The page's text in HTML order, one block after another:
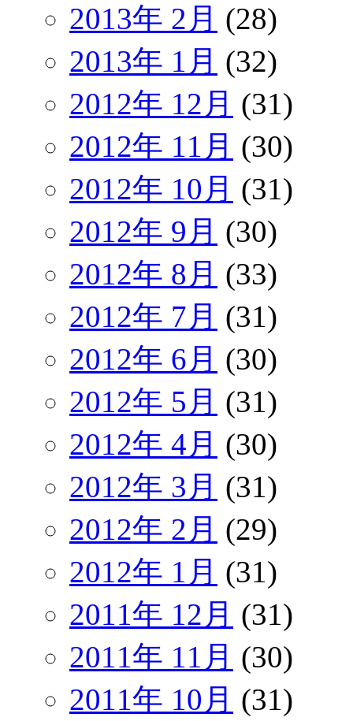
2013年 2月 (28)
2013年 1月 (32)
2012年 12月 (31)
2012年 11月 (30)
2012年 10月 (31)
2012年 9月 (30)
2012年 8月 (33)
2012年 7月 (31)
2012年 6月 (30)
2012年 5月 (31)
2012年 4月 (30)
2012年 3月 (31)
2012年 2月 (29)
2012年 1月 (31)
2011年 12月 (31)
2011年 11月 (30)
2011年 10月 (31)